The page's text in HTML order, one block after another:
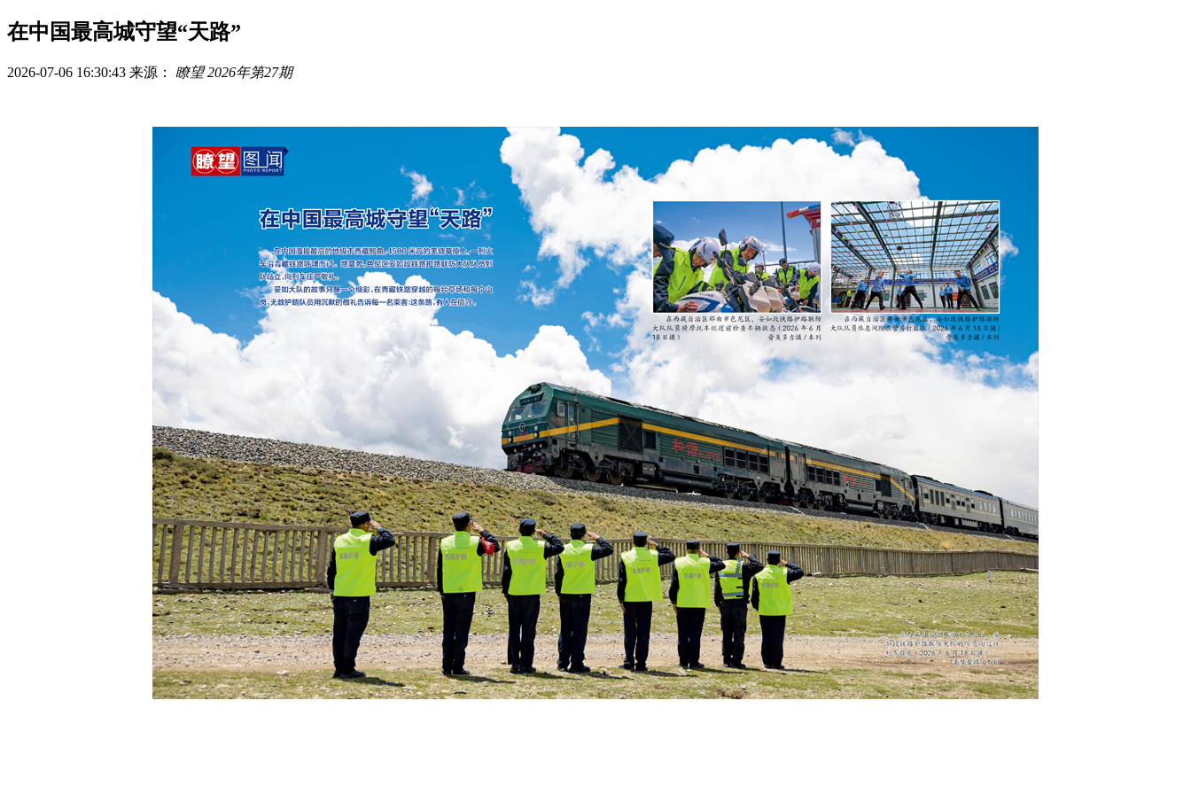
在中国最高城守望“天路”
2026-07-06 16:30:43 来源： 瞭望 2026年第27期